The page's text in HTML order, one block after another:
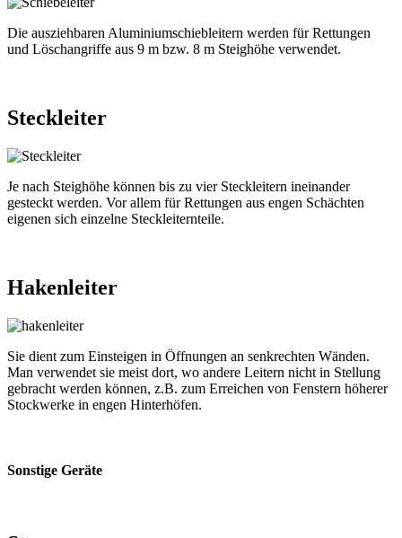
Die ausziehbaren Aluminiumschiebleitern werden für Rettungen
und Löschangriffe aus 9 m bzw. 8 m Steighöhe verwendet.
Steckleiter
Je nach Steighöhe können bis zu vier Steckleitern ineinander
gesteckt werden. Vor allem für Rettungen aus engen Schächten
eigenen sich einzelne Steckleiternteile.
Hakenleiter
Sie dient zum Einsteigen in Öffnungen an senkrechten Wänden.
Man verwendet sie meist dort, wo andere Leitern nicht in Stellung
gebracht werden können, z.B. zum Erreichen von Fenstern höherer
Stockwerke in engen Hinterhöfen.
Sonstige Geräte